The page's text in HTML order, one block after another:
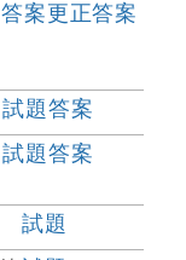
答案更正答案
試題答案
試題答案
試題